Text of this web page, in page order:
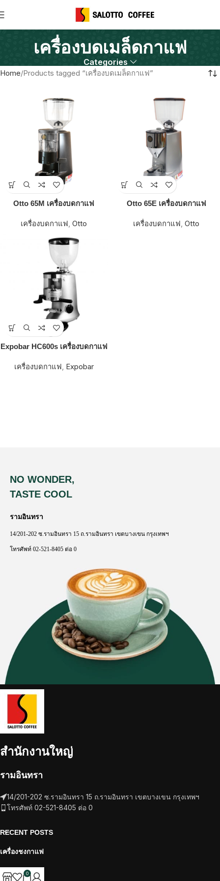
เครื่องบดเมล็ดกาแฟ
Categories
Home Products tagged “เครื่องบดเมล็ดกาแฟ”
Otto 65M เครื่องบดกาแฟ
เครื่องบดกาแฟ, Otto
Otto 65E เครื่องบดกาแฟ
เครื่องบดกาแฟ, Otto
Expobar HC600s เครื่องบดกาแฟ
เครื่องบดกาแฟ, Expobar
NO WONDER,
TASTE COOL
รามอินทรา
14/201-202 ซ รามอินทรา 15 ถ รามอินทรา เขตบางเขน กรุงเทพฯ
โทรศัพท์ 02-521-8405 ต่อ 0
สำนักงานใหญ่
รามอินทรา
14/201-202 ซ.รามอินทรา 15 ถ.รามอินทรา เขตบางเขน กรุงเทพฯ
โทรศัพท์ 02-521-8405 ต่อ 0
RECENT POSTS
เครื่องชงกาแฟ
วัตถุดิบ 0